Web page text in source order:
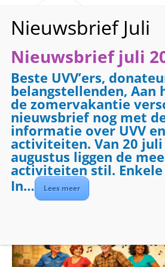
« Alle Evenementen
Line Dance
gevorderden
15 januari 2027 @ 13:30-15:00
Evenementenreeks (Alles
Nieuwsbrief juli
Beste UVV’ers,
belangstellenden, Aan
de zomervakantie
nieuwsbrief nog met
informatie over UVV
activiteiten. Van 20
augustus liggen de
activiteiten stil. Enkele
In…
Lees meer